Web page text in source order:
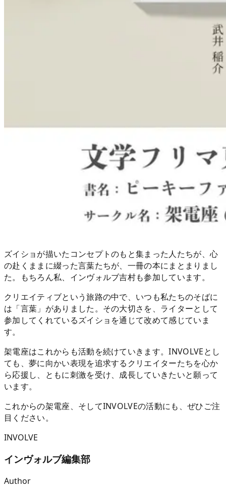
ズイショが描いたコンセプトのもと集まった人たちが、心
の赴くままに綴った言葉たちが、一冊の本にまとまりまし
た。もちろん私、インヴォルブ吉村も参加しています。
クリエイティブという旅路の中で、いつも私たちのそばに
は「言葉」がありました。その大切さを、ライターとして
参加してくれているズイショを通じて改めて感じていま
す。
架電座はこれからも活動を続けていきます。INVOLVEとし
ても、夢に向かい表現を追求するクリエイターたちを心か
ら応援し、ともに刺激を受け、成長していきたいと願って
います。
これからの架電座、そしてINVOLVEの活動にも、ぜひご注
目ください。
INVOLVE
インヴォルブ編集部
Author